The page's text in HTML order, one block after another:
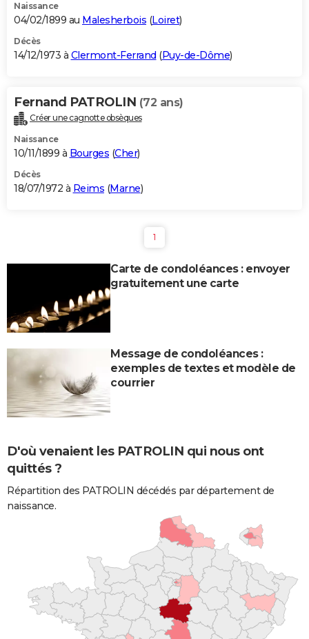
Naissance
04/02/1899 au Malesherbois (Loiret)
Décès
14/12/1973 à Clermont-Ferrand (Puy-de-Dôme)
Fernand PATROLIN (72 ans)
Créer une cagnotte obsèques
Naissance
10/11/1899 à Bourges (Cher)
Décès
18/07/1972 à Reims (Marne)
1
Carte de condoléances : envoyer
gratuitement une carte
Message de condoléances :
exemples de textes et modèle de
courrier
D'où venaient les PATROLIN qui nous ont
quittés ?
Répartition des PATROLIN décédés par département de
naissance.